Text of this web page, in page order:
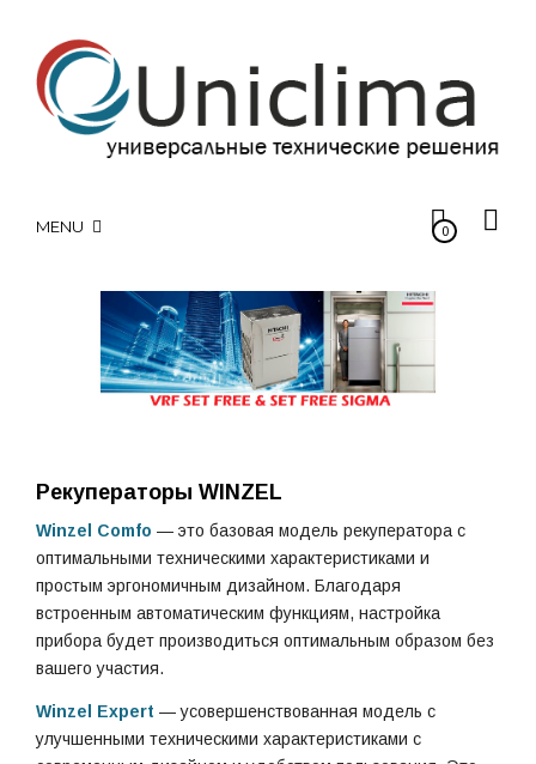
MENU 0
Рекуператоры WINZEL
Winzel Comfo — это базовая модель рекуператора с
оптимальными техническими характеристиками и
простым эргономичным дизайном. Благодаря
встроенным автоматическим функциям, настройка
прибора будет производиться оптимальным образом без
вашего участия.
Winzel Expert — усовершенствованная модель с
улучшенными техническими характеристиками с